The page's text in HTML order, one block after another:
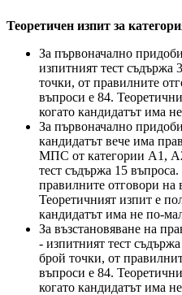
Теоретичен изпит за
За първоначално
изпитният тест съдържа
точки, от правилните
въпроси е 84.
когато кандидатът има
За първоначално
кандидатът вече има
МПС от категории А1,
тест съдържа 15
правилните отговори на
Теоретичният изпит е
кандидатът има не по-
За възстановяване на
- изпитният тест
брой точки, от
въпроси е 84.
когато кандидатът има